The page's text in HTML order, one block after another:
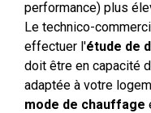
performance) plus
Le technico-
effectuer l'étude de
doit être en capacité
adaptée à votre
mode de chauffage